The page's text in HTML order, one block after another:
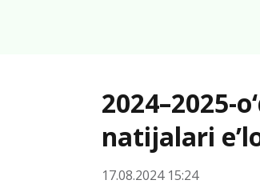
2024–2025-
natijalari
17.08.2024 15:24